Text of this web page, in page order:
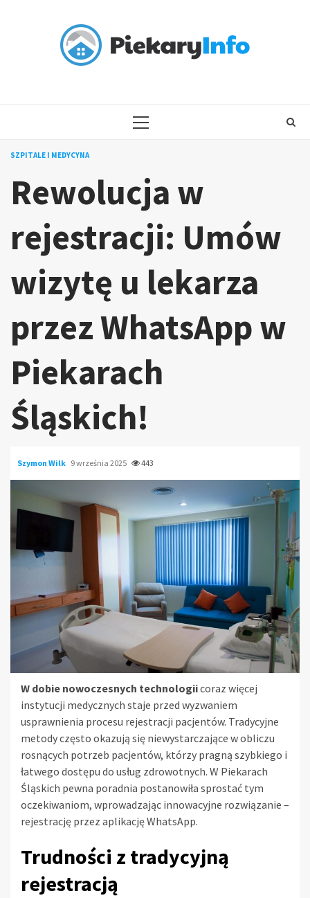
PRIMARY
SZPITALE I MEDYCYNA
Rewolucja w
rejestracji: Umów
wizytę u lekarza
przez WhatsApp w
Piekarach
Śląskich!
Szymon Wilk 9 września 2025 443
W dobie nowoczesnych technologiicoraz więcej
instytucji medycznych staje przed wyzwaniem
usprawnienia procesu rejestracji pacjentów. Tradycyjne
metody często okazują się niewystarczające w obliczu
rosnących potrzeb pacjentów, którzy pragną szybkiego i
łatwego dostępu do usług zdrowotnych. W Piekarach
Śląskich pewna poradnia postanowiła sprostać tym
oczekiwaniom, wprowadzając innowacyjne rozwiązanie –
rejestrację przez aplikację WhatsApp.
Trudności z tradycyjną
rejestracją